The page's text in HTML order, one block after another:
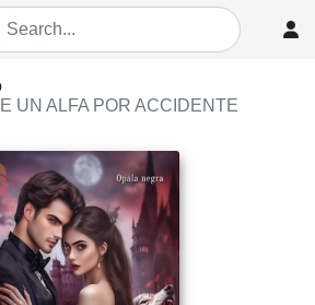
UN ALFA POR ACCIDENTE